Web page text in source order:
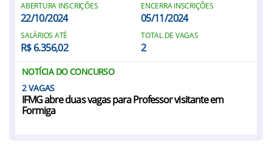
ABERTURA INSCRIÇÕES
22/10/2024
ENCERRA INSCRIÇÕES
05/11/2024
SALÁRIOS ATÉ
R$ 6.356,02
TOTAL DE VAGAS
2
NOTÍCIA DO CONCURSO
2
IFMG abre duas vagas para Professor visitante em
Formiga